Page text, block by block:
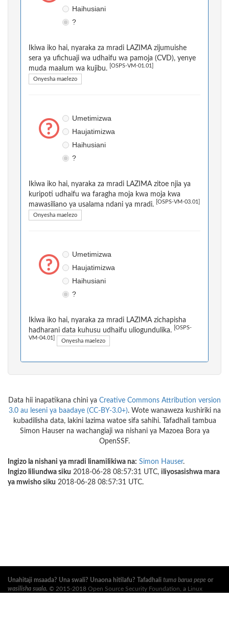
Haihusiani
?
Ikiwa iko hai, nyaraka za mradi LAZIMA zijumuishe
sera ya ufichuaji wa udhaifu wa pamoja (CVD), yenye
muda maalum wa kujibu.
[OSPS-VM-01.01]
Onyesha maelezo
Umetimizwa
Haujatimizwa
Haihusiani
?
Ikiwa iko hai, nyaraka za mradi LAZIMA zitoe njia ya
kuripoti udhaifu wa faragha moja kwa moja kwa
mawasiliano ya usalama ndani ya mradi.
[OSPS-VM-03.01]
Onyesha maelezo
Umetimizwa
Haujatimizwa
Haihusiani
?
Ikiwa iko hai, nyaraka za mradi LAZIMA zichapisha
hadharani data kuhusu udhaifu uliogundulika.
[OSPS-
VM-04.01] Onyesha maelezo
Data hii inapatikana chini ya Creative Commons Attribution version
3.0 au leseni ya baadaye (CC-BY-3.0+). Wote wanaweza kushiriki na
kubadilisha data, lakini lazima watoe sifa sahihi. Tafadhali tambua
Simon Hauser na wachangiaji wa nishani ya Mazoea Bora ya
OpenSSF.
Ingizo la nishani ya mradi linamilikiwa na: Simon Hauser.
Ingizo liliundwa siku 2018-06-28 08:57:31 UTC, iliyosasishwa mara
ya mwisho siku 2018-06-28 08:57:31 UTC.
Unahitaji msaada? Una swali? Unaona hitilafu? Tafadhali tuma barua pepe or
wasilisha suala. © 2015-2018 Open Source Security Foundation , a Linux